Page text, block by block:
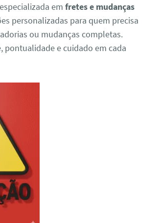
emfretes e mudanças
personalizadas para quem precisa
ou mudanças completas.
pontualidade e cuidado em cada